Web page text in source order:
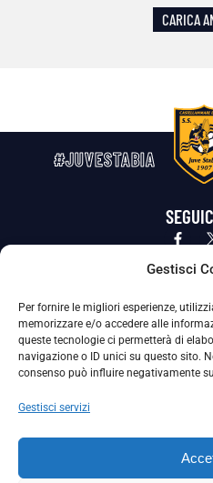
Gestisci
Per fornire le migliori esperienze,
memorizzare e/o accedere alle
queste tecnologie ci permetterà di
navigazione o ID unici su questo sito.
consenso può influire negativamente
Gestisci servizi
CARICA
#JUVESTABIA
Privacy Policy Cookie
La Società ha nominato il Responsabile della Protezione dei Dati
adottate dalla nostra Società per
Per contattare il DPO